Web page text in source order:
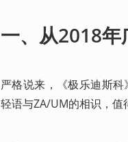
一、从2018
严格说来，《极乐迪斯
轻语与ZA/UM的相识，值